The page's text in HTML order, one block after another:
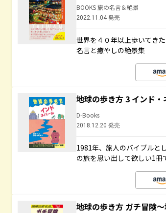
BOOKS 旅の名言＆絶景
2022.11.04 発売
世界を４０年以上歩いてき
名言と癒やしの絶景集
地球の歩き方 3 インド・
D-Books
2018.12.20 発売
1981年、旅人のバイブルと
の旅を思い出して欲しい1冊
地球の歩き方 ガチ冒険